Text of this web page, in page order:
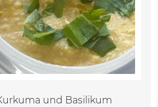
und Basilikum